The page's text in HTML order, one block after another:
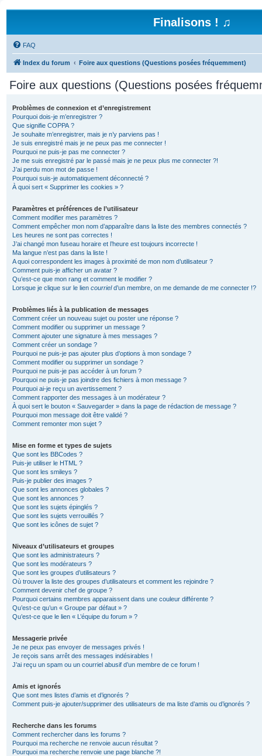
Finalisons ! ♫
FAQ
Index du forum Foire aux questions (Questions posées fréquemment)
Foire aux questions (Questions posées
Problèmes de connexion et d’enregistrement
Pourquoi dois-je m’enregistrer ?
Que signifie COPPA ?
Je souhaite m’enregistrer, mais je n’y parviens pas !
Je suis enregistré mais je ne peux pas me connecter !
Pourquoi ne puis-je pas me connecter ?
Je me suis enregistré par le passé mais je ne peux plus me connecter ?!
J’ai perdu mon mot de passe !
Pourquoi suis-je automatiquement déconnecté ?
À quoi sert « Supprimer les cookies » ?
Paramètres et préférences de l’utilisateur
Comment modifier mes paramètres ?
Comment empêcher mon nom d’apparaître dans la liste des membres connectés ?
Les heures ne sont pas correctes !
J’ai changé mon fuseau horaire et l’heure est toujours incorrecte !
Ma langue n’est pas dans la liste !
A quoi correspondent les images à proximité de mon nom d’utilisateur ?
Comment puis-je afficher un avatar ?
Qu’est-ce que mon rang et comment le modifier ?
Lorsque je clique sur le lien courrield’un membre, on me demande de me connecter !?
Problèmes liés à la publication de messages
Comment créer un nouveau sujet ou poster une réponse ?
Comment modifier ou supprimer un message ?
Comment ajouter une signature à mes messages ?
Comment créer un sondage ?
Pourquoi ne puis-je pas ajouter plus d’options à mon sondage ?
Comment modifier ou supprimer un sondage ?
Pourquoi ne puis-je pas accéder à un forum ?
Pourquoi ne puis-je pas joindre des fichiers à mon message ?
Pourquoi ai-je reçu un avertissement ?
Comment rapporter des messages à un modérateur ?
À quoi sert le bouton « Sauvegarder » dans la page de rédaction de message ?
Pourquoi mon message doit être validé ?
Comment remonter mon sujet ?
Mise en forme et types de sujets
Que sont les BBCodes ?
Puis-je utiliser le HTML ?
Que sont les smileys ?
Puis-je publier des images ?
Que sont les annonces globales ?
Que sont les annonces ?
Que sont les sujets épinglés ?
Que sont les sujets verrouillés ?
Que sont les icônes de sujet ?
Niveaux d’utilisateurs et groupes
Que sont les administrateurs ?
Que sont les modérateurs ?
Que sont les groupes d’utilisateurs ?
Où trouver la liste des groupes d’utilisateurs et comment les rejoindre ?
Comment devenir chef de groupe ?
Pourquoi certains membres apparaissent dans une couleur différente ?
Qu’est-ce qu’un « Groupe par défaut » ?
Qu’est-ce que le lien « L’équipe du forum » ?
Messagerie privée
Je ne peux pas envoyer de messages privés !
Je reçois sans arrêt des messages indésirables !
J’ai reçu un spam ou un courriel abusif d’un membre de ce forum !
Amis et ignorés
Que sont mes listes d’amis et d’ignorés ?
Comment puis-je ajouter/supprimer des utilisateurs de ma liste d’amis ou d’ignorés ?
Recherche dans les forums
Comment rechercher dans les forums ?
Pourquoi ma recherche ne renvoie aucun résultat ?
Pourquoi ma recherche renvoie une page blanche ?!